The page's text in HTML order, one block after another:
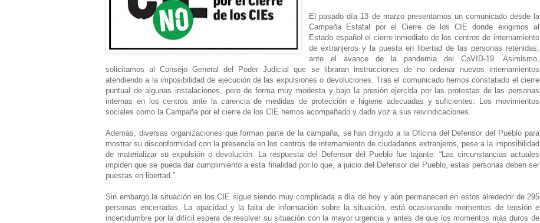
El pasado día 13 de marzo presentamos un comunicado desde la
Campaña Estatal por el Cierre de los CIE donde exigimos al
Estado español el cierre inmediato de los centros de internamiento
de extranjeros y la puesta en libertad de las personas retenidas,
ante el avance de la pandemia del CoVID-19. Asimismo,
solicitamos al Consejo General del Poder Judicial que se libraran instrucciones de no ordenar nuevos internamientos
atendiendo a la imposibilidad de ejecución de las expulsiones o devoluciones. Tras el comunicado hemos constatado el cierre
puntual de algunas instalaciones, pero de forma muy modesta y bajo la presión ejercida por las protestas de las personas
internas en los centros ante la carencia de medidas de protección e higiene adecuadas y suficientes. Los movimientos
sociales como la Campaña por el cierre de los CIE hemos acompañado y dado voz a sus reivindicaciones.
Además, diversas organizaciones que forman parte de la campaña, se han dirigido a la Oficina del Defensor del Pueblo para
mostrar su disconformidad con la presencia en los centros de internamiento de ciudadanos extranjeros, pese a la imposibilidad
de materializar su expulsión o devolución. La respuesta del Defensor del Pueblo fue tajante: “Las circunstancias actuales
impiden que se pueda dar cumplimiento a esta finalidad por lo que, a juicio del Defensor del Pueblo, estas personas deben ser
puestas en libertad.”
Sin embargo la situación en los CIE sigue siendo muy complicada a día de hoy y aún permanecen en estos alrededor de 295
personas encerradas. La opacidad y la falta de información sobre la situación, está ocasionando momentos de tensión e
incertidumbre por la difícil espera de resolver su situación con la mayor urgencia y antes de que los momentos más duros de